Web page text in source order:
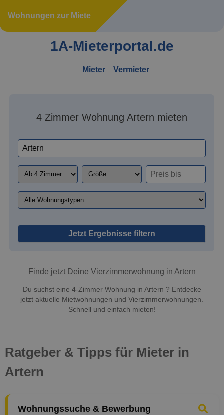
Wohnungen zur Miete
1A-Mieterportal.de
Mieter Vermieter
4 Zimmer Wohnung Artern mieten
Jetzt Ergebnisse filtern
Finde jetzt Deine Vierzimmerwohnung in Artern
Du suchst eine 4-Zimmer Wohnung in Artern ? Entdecke
jetzt aktuelle Mietwohnungen und Vierzimmerwohnungen.
Schnell und einfach mieten!
Ratgeber & Tipps für Mieter in
Artern
Wohnungssuche & Bewerbung